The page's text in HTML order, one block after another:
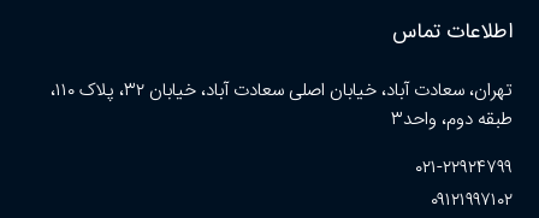
اطلاعات تماس
تهران، سعادت آباد، خیابان اصلی سعادت آباد، خیابان ۳۲، پلاک ۱۱۰،
طبقه دوم، واحد۳
۰۲۱-۲۲۹۲۴۷۹۹
۰۹۱۲۱۹۹۷۱۰۲